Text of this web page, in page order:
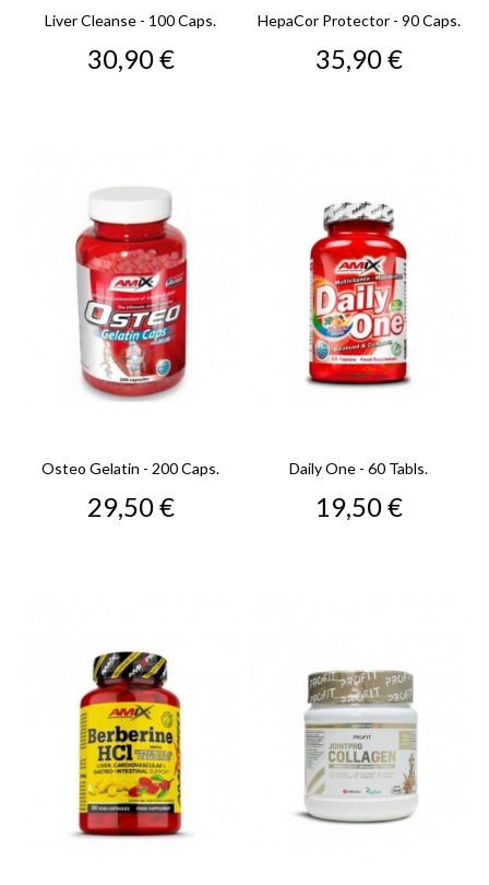
Liver Cleanse - 100 Caps.
Precio
30,90 €
HepaCor Protector - 90 Caps.
Precio
35,90 €
Osteo Gelatin - 200 Caps.
Precio
29,50 €
Daily One - 60 Tabls.
Precio
19,50 €